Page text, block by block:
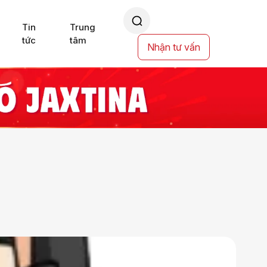
Tin
tức
Trung
tâm
Nhận tư vấn